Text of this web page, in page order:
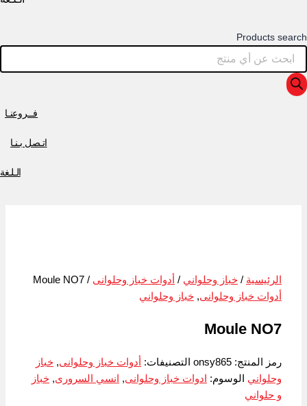
Products search
فــروعنـا
اتـصل بـنـا
الـلـغة
الرئيسية /خباز وحلواني / أدوات خباز وحلوانى / Moule NO7
أدوات خباز وحلوانى,خباز وحلواني
Moule NO7
رمز المنتج:onsy865 التصنيفات: أدوات خباز وحلوانى,خباز
وحلواني
الوسوم: ادوات خباز وحلوانى, انسي السرورى,خباز
و حلواني